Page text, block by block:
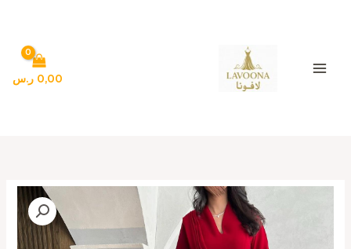
0,00 ر.س